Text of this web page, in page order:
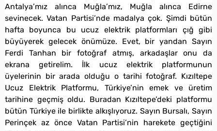
Antalya’mız alınca Muğla’mız, Muğla alınca Edirne
sevinecek. Vatan Partisi’nde madalya çok. Şimdi bütün
hafta boyunca bu ucuz elektrik platformları çığ gibi
büyüyerek gelecek önümüze. Evet, bir yandan Sayın
Ferdi Tanhan bir fotoğraf atmış, arkadaşlar onu da
ekrana getirelim. İlk ucuz elektrik platformunun
üyelerinin bir arada olduğu o tarihi fotoğraf. Kızıltepe
Ucuz Elektrik Platformu, Türkiye’nin emek ve üretim
tarihine geçmiş oldu. Buradan Kızıltepe’deki platformu
bütün Türkiye ile birlikte alkışlıyoruz. Sayın Bursalı, Sayın
Perinçek az önce Vatan Partisi’nin harekete geçtiğini